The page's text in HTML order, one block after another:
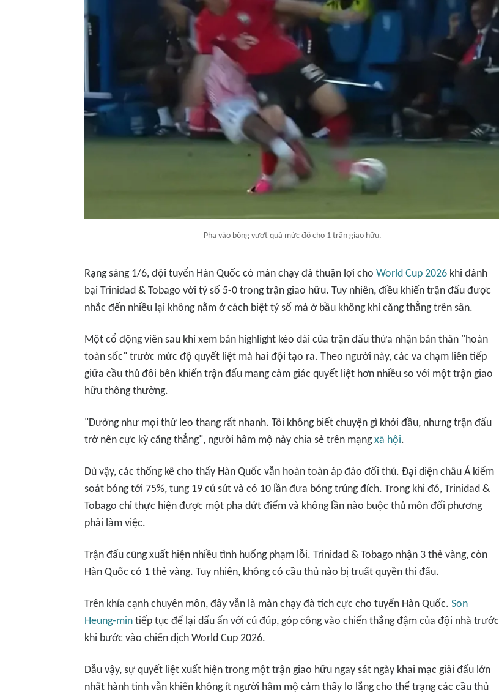
Pha vào bóng vượt quá mức độ cho 1 trận giao hữu.
Rạng sáng 1/6, đội tuyển Hàn Quốc có màn chạy đà thuận lợi cho World Cup 2026 khi đánh
bại Trinidad & Tobago với tỷ số 5-0 trong trận giao hữu. Tuy nhiên, điều khiến trận đấu được
nhắc đến nhiều lại không nằm ở cách biệt tỷ số mà ở bầu không khí căng thẳng trên sân.
Một cổ động viên sau khi xem bản highlight kéo dài của trận đấu thừa nhận bản thân "hoàn
toàn sốc" trước mức độ quyết liệt mà hai đội tạo ra. Theo người này, các va chạm liên tiếp
giữa cầu thủ đôi bên khiến trận đấu mang cảm giác quyết liệt hơn nhiều so với một trận giao
hữu thông thường.
"Dường như mọi thứ leo thang rất nhanh. Tôi không biết chuyện gì khởi đầu, nhưng trận đấu
trở nên cực kỳ căng thẳng", người hâm mộ này chia sẻ trên mạngxã hội.
Dù vậy, các thống kê cho thấy Hàn Quốc vẫn hoàn toàn áp đảo đối thủ. Đại diện châu Á kiểm
soát bóng tới 75%, tung 19 cú sút và có 10 lần đưa bóng trúng đích. Trong khi đó, Trinidad &
Tobago chỉ thực hiện được một pha dứt điểm và không lần nào buộc thủ môn đối phương
phải làm việc.
Trận đấu cũng xuất hiện nhiều tình huống phạm lỗi. Trinidad & Tobago nhận 3 thẻ vàng, còn
Hàn Quốc có 1 thẻ vàng. Tuy nhiên, không có cầu thủ nào bị truất quyền thi đấu.
Trên khía cạnh chuyên môn, đây vẫn là màn chạy đà tích cực cho tuyển Hàn Quốc. Son
Heung-min tiếp tục để lại dấu ấn với cú đúp, góp công vào chiến thắng đậm của đội nhà trước
khi bước vào chiến dịch World Cup 2026.
Dẫu vậy, sự quyết liệt xuất hiện trong một trận giao hữu ngay sát ngày khai mạc giải đấu lớn
nhất hành tinh vẫn khiến không ít người hâm mộ cảm thấy lo lắng cho thể trạng các cầu thủ